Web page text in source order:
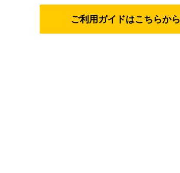
ご利用ガイドはこちらから